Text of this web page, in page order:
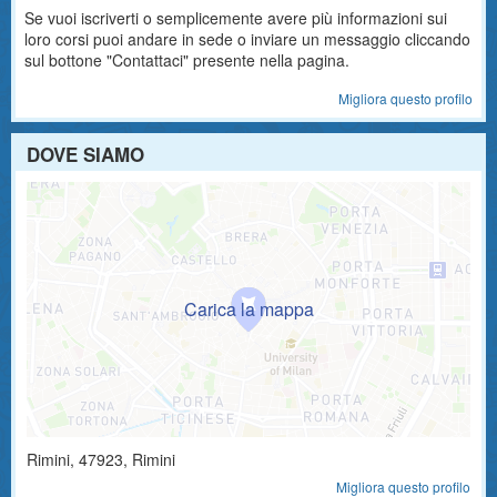
Se vuoi iscriverti o semplicemente avere più informazioni sui
loro corsi puoi andare in sede o inviare un messaggio cliccando
sul bottone "Contattaci" presente nella pagina.
Migliora questo profilo
DOVE SIAMO
Rimini, 47923, Rimini
Migliora questo profilo